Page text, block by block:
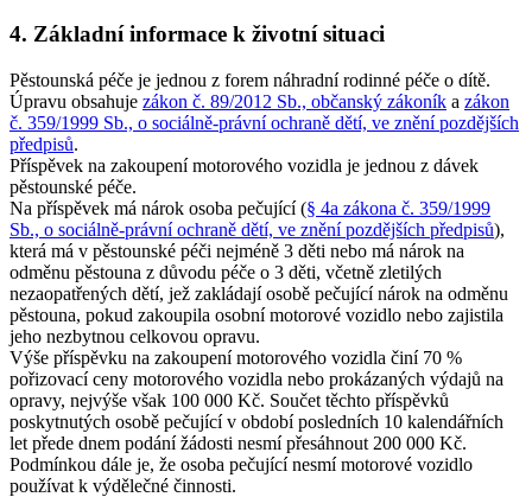
4. Základní informace k životní situaci
Pěstounská péče je jednou z forem náhradní rodinné péče o dítě.
Úpravu obsahuje zákon č. 89/2012 Sb., občanský zákoník a zákon
č. 359/1999 Sb., o sociálně-právní ochraně dětí, ve znění pozdějších
předpisů.
Příspěvek na zakoupení motorového vozidla je jednou z dávek
pěstounské péče.
Na příspěvek má nárok osoba pečující (§ 4a zákona č. 359/1999
Sb., o sociálně-právní ochraně dětí, ve znění pozdějších předpisů),
která má v pěstounské péči nejméně 3 děti nebo má nárok na
odměnu pěstouna z důvodu péče o 3 děti, včetně zletilých
nezaopatřených dětí, jež zakládají osobě pečující nárok na odměnu
pěstouna, pokud zakoupila osobní motorové vozidlo nebo zajistila
jeho nezbytnou celkovou opravu.
Výše příspěvku na zakoupení motorového vozidla činí 70 %
pořizovací ceny motorového vozidla nebo prokázaných výdajů na
opravy, nejvýše však 100 000 Kč. Součet těchto příspěvků
poskytnutých osobě pečující v období posledních 10 kalendářních
let přede dnem podání žádosti nesmí přesáhnout 200 000 Kč.
Podmínkou dále je, že osoba pečující nesmí motorové vozidlo
používat k výdělečné činnosti.